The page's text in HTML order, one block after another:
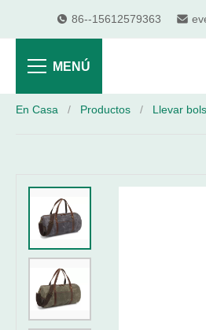
86--15612579363
MENÚ
En Casa / Productos / Llevar